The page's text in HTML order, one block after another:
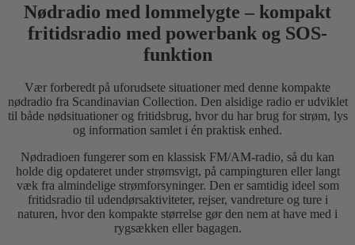
Nødradio med lommelygte – kompakt
fritidsradio med powerbank og SOS-
funktion
Vær forberedt på uforudsete situationer med denne kompakte
nødradio fra Scandinavian Collection. Den alsidige radio er udviklet
til både nødsituationer og fritidsbrug, hvor du har brug for strøm, lys
og information samlet i én praktisk enhed.
Nødradioen fungerer som en klassisk FM/AM-radio, så du kan
holde dig opdateret under strømsvigt, på campingturen eller langt
væk fra almindelige strømforsyninger. Den er samtidig ideel som
fritidsradio til udendørsaktiviteter, rejser, vandreture og ture i
naturen, hvor den kompakte størrelse gør den nem at have med i
rygsækken eller bagagen.